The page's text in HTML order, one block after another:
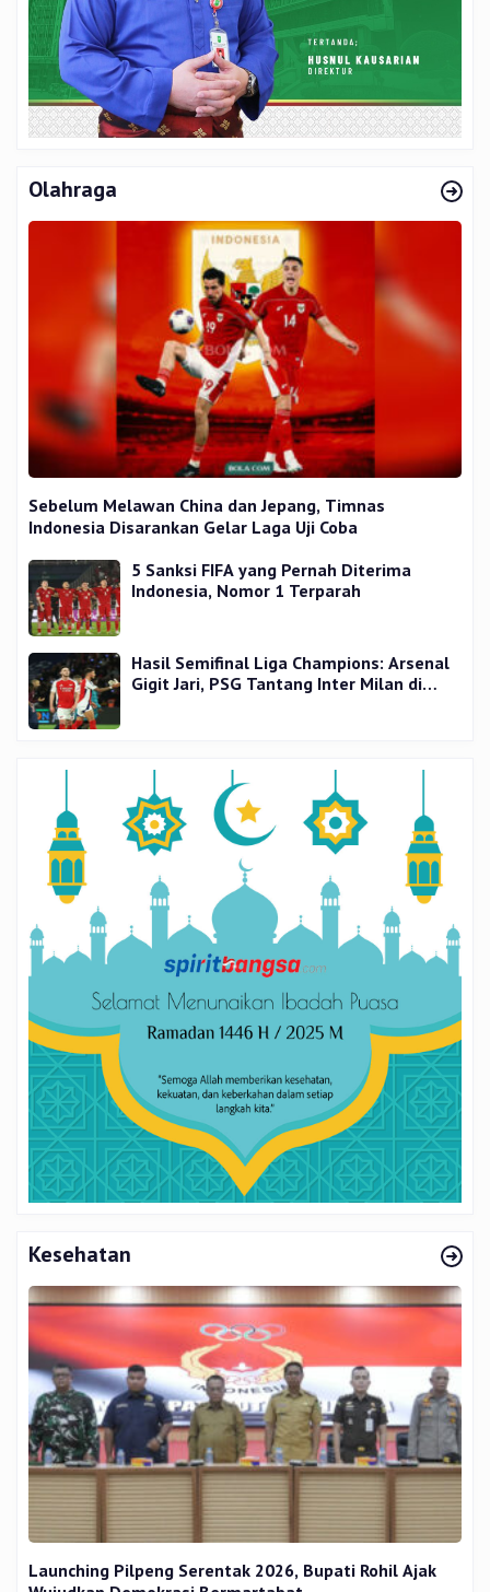
Olahraga
Sebelum Melawan China dan Jepang, Timnas
Indonesia Disarankan Gelar Laga Uji Coba
5 Sanksi FIFA yang Pernah Diterima
Indonesia, Nomor 1 Terparah
Hasil Semifinal Liga Champions: Arsenal
Gigit Jari, PSG Tantang Inter Milan di
Kesehatan
Launching Pilpeng Serentak 2026, Bupati Rohil Ajak